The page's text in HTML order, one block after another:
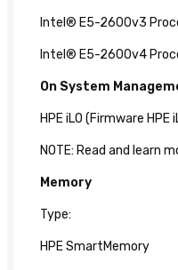
Intel® E5-2600v3
Intel® E5-2600v4
On System
HPE iLO (Firmware HPE
NOTE: Read and learn
Memory
Type:
HPE SmartMemory